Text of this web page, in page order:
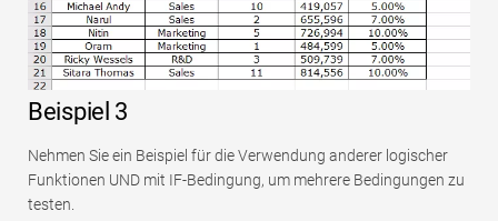
Beispiel 3
Nehmen Sie ein Beispiel für die Verwendung anderer logischer
Funktionen UND mit IF-Bedingung, um mehrere Bedingungen zu
testen.